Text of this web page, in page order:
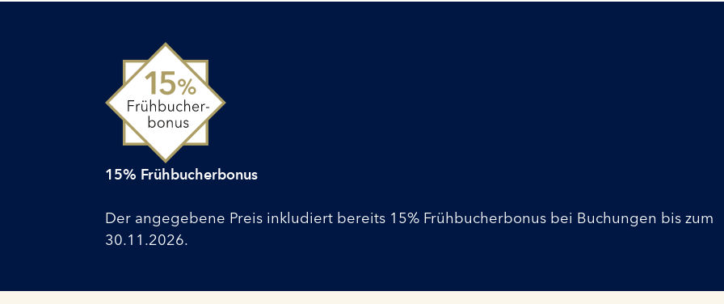
15% Frühbucherbonus
Der angegebene Preis inkludiert bereits 15% Frühbucherbonus bei Buchungen bis zum
30.11.2026.